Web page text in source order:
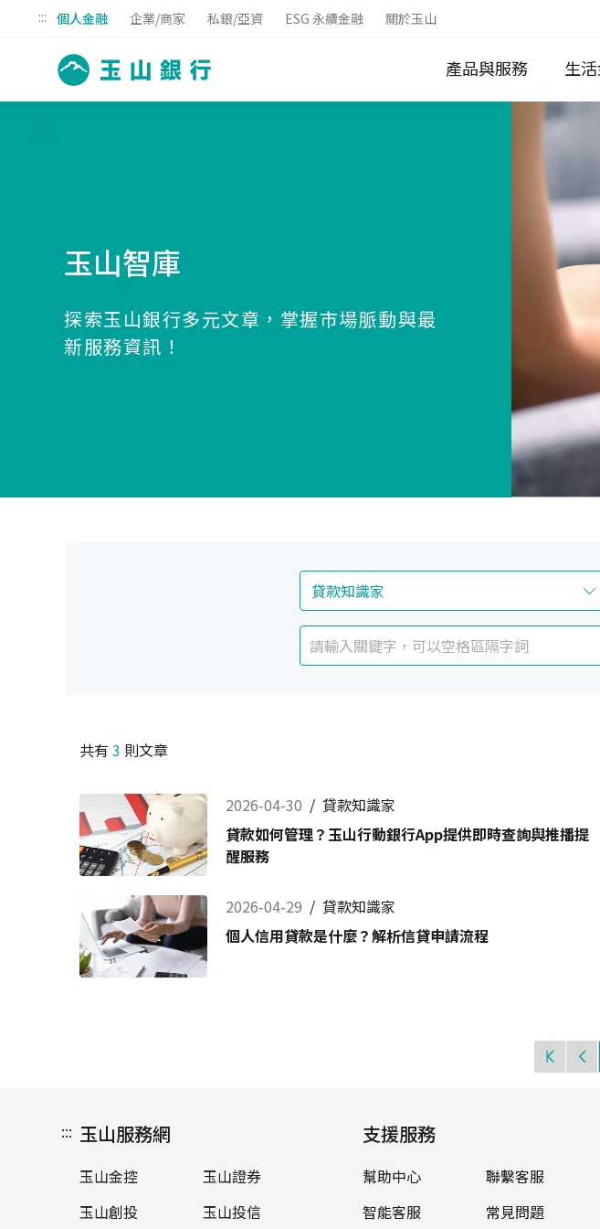
::: 個人金融 企業/商家 私銀/亞資 ESG 永續金融 關於玉山
產品與服務 生
:::
玉山智庫
探索玉山銀行多元文章，掌握市場脈動與最
新服務資訊！
共有 3 則文章
2026-04-30 / 貸款知識家
貸款如何管理？玉山行動銀行App提供即時查詢與推播提
醒服務
2026-04-29 / 貸款知識家
個人信用貸款是什麼？解析信貸申請流程
::: 玉山服務網
玉山金控
玉山證券
玉山創投
玉山投信
支援服務
幫助中心
聯繫客服
智能客服
常見問題